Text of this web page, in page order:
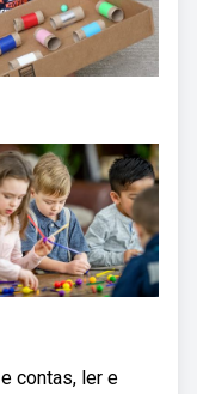
contas, ler e